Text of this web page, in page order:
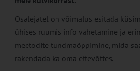
Osalejatel on võimalus esitada
ühises ruumis info vahetamine ja
meetodite tundmaõppimine, mida
rakendada ka oma ettevõttes.